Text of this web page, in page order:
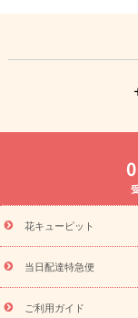
よく贈られる花
8月の誕生花(トル
お供え
ーブドフラワー
季
特集
お盆 花（新盆
盆・初盆）
お盆 花
フト
お盆・お供え
レゼント特集
夏の
敬老の日におくる
花キューピット
当日配達特急便
ご利用ガイド